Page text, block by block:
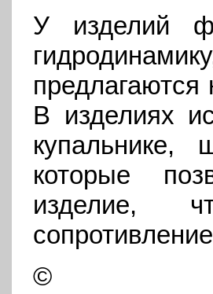
У изделий
предлагаются
В изделиях
купальнике,
которые
изделие,
©